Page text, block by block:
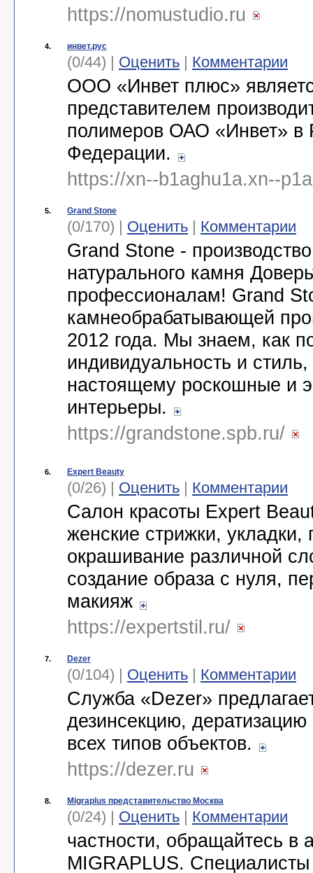
https://nomustudio.ru
4. инвет.рус
(0/44) | Оценить | Комментарии
ООО «Инвет плюс»
представителем
полимеров ОАО «Инвет» в
Федерации.
https://xn--b1aghu1a.xn--
5. Grand Stone
(0/170) | Оценить | Комментарии
Grand Stone -
натурального камня
профессионалам! Grand
камнеобрабатывающей
2012 года. Мы знаем, как
индивидуальность и
настоящему роскошные и
интерьеры.
https://grandstone.spb.ru/
6. Expert Beauty
(0/26) | Оценить | Комментарии
Салон красоты Expert
женские стрижки, укладки,
окрашивание различной
создание образа с нуля,
макияж
https://expertstil.ru/
7. Dezer
(0/104) | Оценить | Комментарии
Служба «Dezer»
дезинсекцию,
всех типов объектов.
https://dezer.ru
8. Migraplus представительство Москва
(0/24) | Оценить | Комментарии
частности, обращайтесь в
MIGRAPLUS.